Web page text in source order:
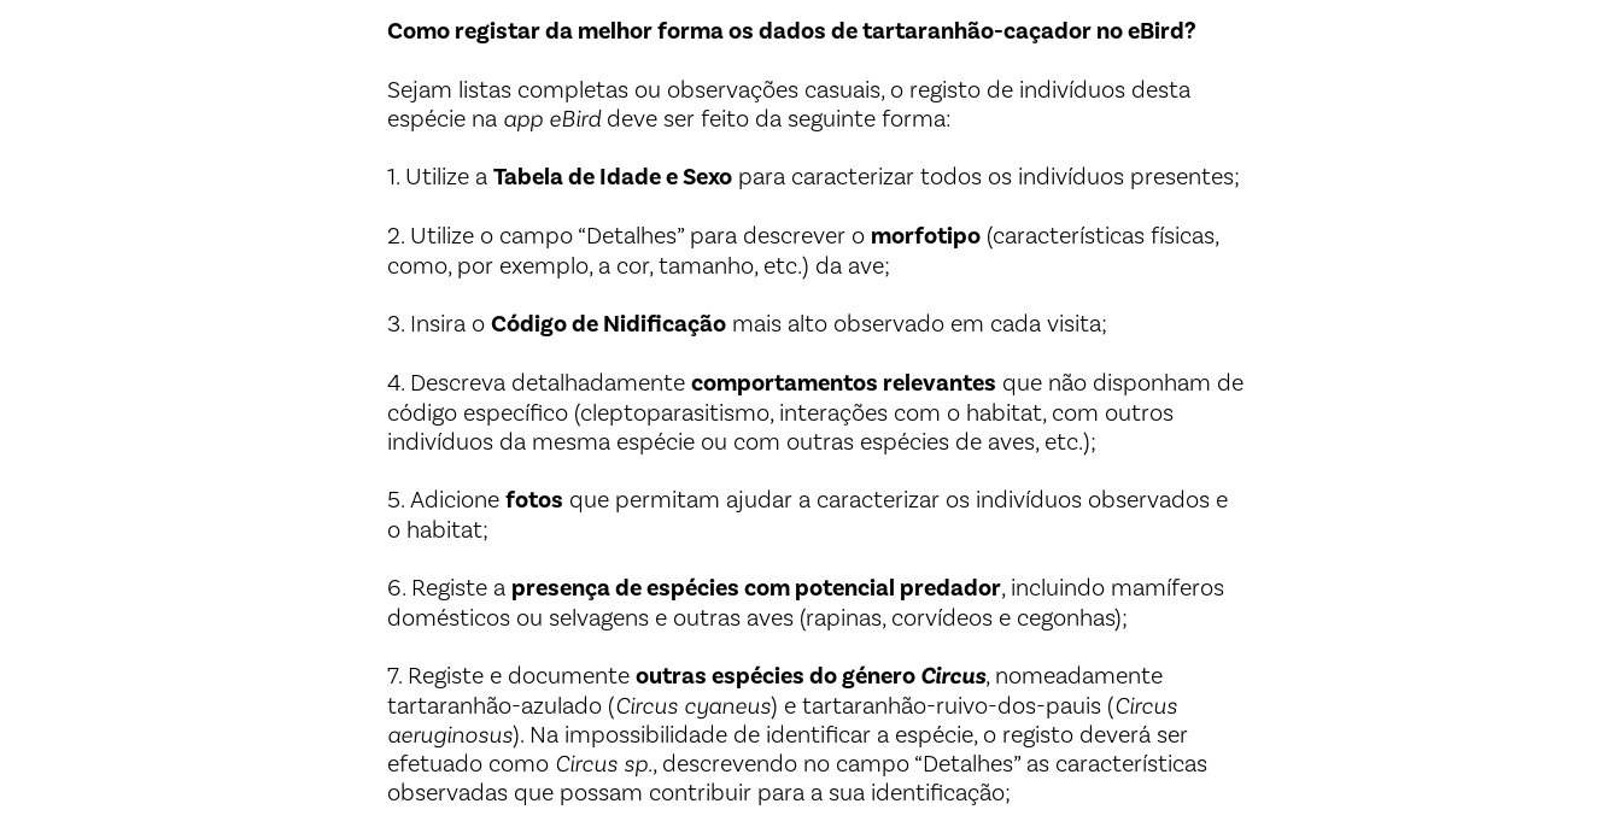
Como registar da melhor forma os dados de tartaranhão-caçador no eBird?
Sejam listas completas ou observações casuais, o registo de indivíduos desta
espécie na app eBirddeve ser feito da seguinte forma:
1. Utilize a Tabela de Idade e Sexopara caracterizar todos os indivíduos presentes;
2. Utilize o campo “Detalhes” para descrever o morfotipo(características físicas,
como, por exemplo, a cor, tamanho, etc.) da ave;
3. Insira o Código de Nidificaçãomais alto observado em cada visita;
4. Descreva detalhadamente comportamentos relevantes que não disponham de
código específico (cleptoparasitismo, interações com o habitat, com outros
indivíduos da mesma espécie ou com outras espécies de aves, etc.);
5. Adicione fotos que permitam ajudar a caracterizar os indivíduos observados e
o habitat;
6. Registe a presença de espécies com potencial predador, incluindo mamíferos
domésticos ou selvagens e outras aves (rapinas, corvídeos e cegonhas);
7. Registe e documente outras espécies do género Circus, nomeadamente
tartaranhão-azulado (Circus cyaneus) e tartaranhão-ruivo-dos-pauis (Circus
aeruginosus). Na impossibilidade de identificar a espécie, o registo deverá ser
efetuado como Circus sp., descrevendo no campo “Detalhes” as características
observadas que possam contribuir para a sua identificação;